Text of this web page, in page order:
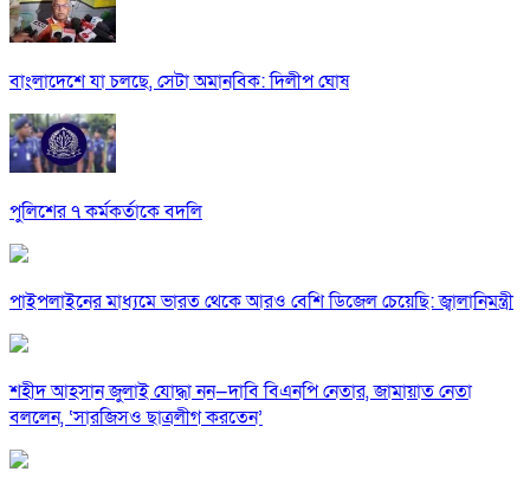
বাংলাদেশে যা চলছে, সেটা অমানবিক: দিলীপ ঘোষ
পুলিশের ৭ কর্মকর্তাকে বদলি
পাইপলাইনের মাধ্যমে ভারত থেকে আরও বেশি ডিজেল চেয়েছি: জ্বালানিমন্ত্রী
শহীদ আহসান জুলাই যোদ্ধা নন—দাবি বিএনপি নেতার, জামায়াত নেতা
বললেন, ‘সারজিসও ছাত্রলীগ করতেন’